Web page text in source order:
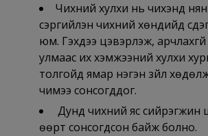
Чихний хулхи нь чихэнд нян
сэргийлэн чихний хөндийд
юм. Гэхдээ цэвэрлэж,
улмаас их хэмжээний хулхи
толгойд ямар нэгэн зүйл
чимээ сонсогддог.
Дунд чихний яс сийрэгжин
өөрт сонсогдсон байж болно.